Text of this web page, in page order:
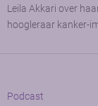
Leila Akkari over
hoogleraar kanker-
Podcast